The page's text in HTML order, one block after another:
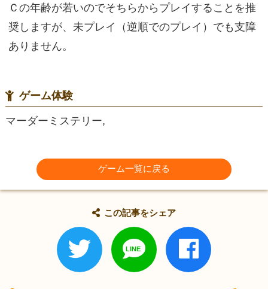
Ｃの年齢が若いのでそちらからプレイすることを推
奨しますが、未プレイ（逆順でのプレイ）でも支障
ありません。
ゲーム体験
マーダーミステリー,
ゲーム一覧に戻る
この記事をシェア